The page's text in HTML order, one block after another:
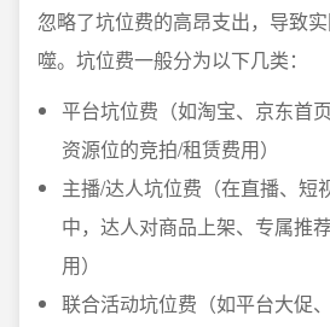
忽略了坑位费的高昂支出，导致
噬。坑位费一般分为以下几类：
平台坑位费（如淘宝、京东首
资源位的竞拍/租赁费用）
主播/达人坑位费（在直播、短
中，达人对商品上架、专属推
用）
联合活动坑位费（如平台大促